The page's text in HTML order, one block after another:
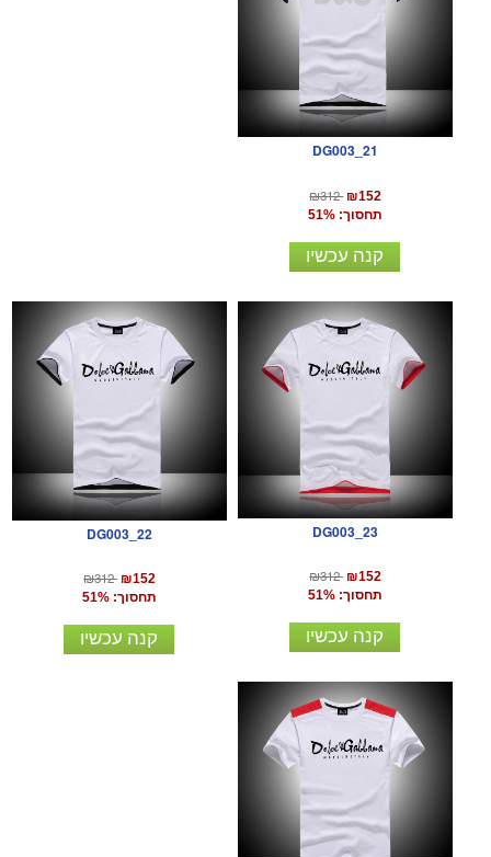
DG003_21
₪312 ₪152
תחסוך: 51%
קנה עכשיו
DG003_22
₪312 ₪152
תחסוך: 51%
קנה עכשיו
DG003_23
₪312 ₪152
תחסוך: 51%
קנה עכשיו